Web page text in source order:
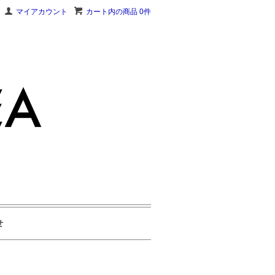
カート内の商品 0件
マイアカウント